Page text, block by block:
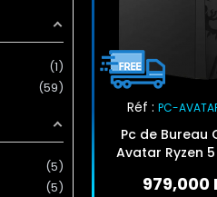
1
59
5
5
Réf : PC-
Pc de Bureau
Avatar Ryzen
979,000